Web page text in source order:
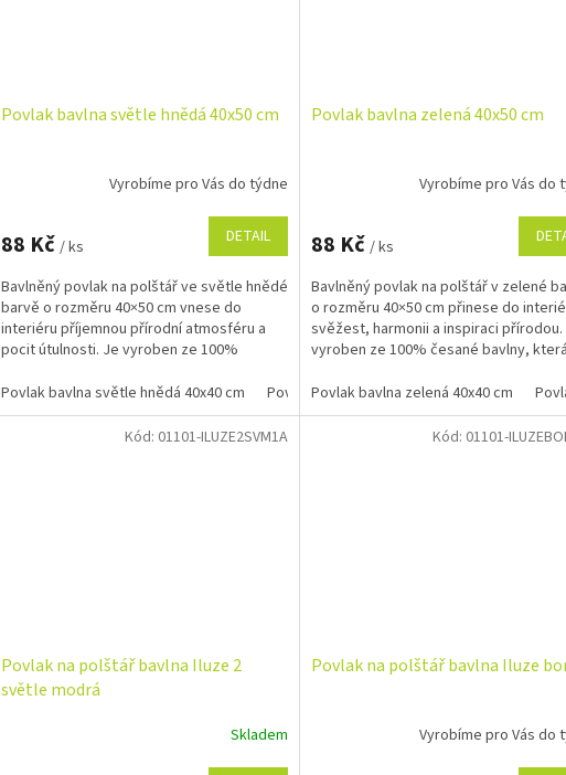
Povlak bavlna světle hnědá 40x50 cm
Vyrobíme pro Vás do týdne
88 Kč / ks DETAIL
Bavlněný povlak na polštář ve světle hnědé
barvě o rozměru 40×50 cm vnese do
interiéru příjemnou přírodní atmosféru a
pocit útulnosti. Je vyroben ze 100%
Povlak bavlna světle hnědá 40x40 cm
Povlak bavlna světle hnědá 40x50 cm
Povlak bavlna zelená 40x50 cm
Vyrobíme pro Vás do
88 Kč / ks
Bavlněný povlak na polštář v zelené
o rozměru 40×50 cm přinese do
svěžest, harmonii a inspiraci přírodou.
vyroben ze 100% česané bavlny,
Povlak bavlna zelená 40x40 cm
Povlak na polštář bavlna Iluze 2
světle modrá
Skladem
Kód: 01101-ILUZE2SVM1A
Povlak na polštář bavlna Iluze
Vyrobíme pro Vás do
Kód: 01101-